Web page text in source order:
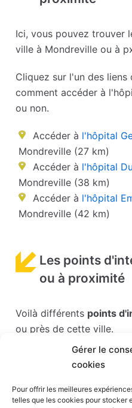
Gérer le
cookies
Pour offrir les meilleures
telles que les cookies pour stocker
Ici, vous pouvez trouver
ville à Mondreville ou à
Cliquez sur l'un des
comment accéder à
ou non.
Accéder à l'hôpital
Mondreville (27 km)
Accéder à l'hôpital
Mondreville (38 km)
Accéder à l'hôpital
Mondreville (42 km)
Les points
ou à proximité
Voilà différents points
ou près de cette ville.
Les points d'intérêts
desservis en matière de
sur l'un des liens ci-
sur l'accessibilité en taxi